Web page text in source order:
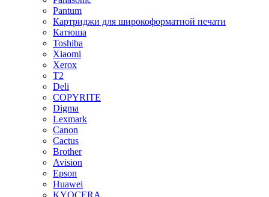
Pantum
Картриджи для широкоформатной печати
Катюша
Toshiba
Xiaomi
Xerox
T2
Deli
COPYRITE
Digma
Lexmark
Canon
Cactus
Brother
Avision
Epson
Huawei